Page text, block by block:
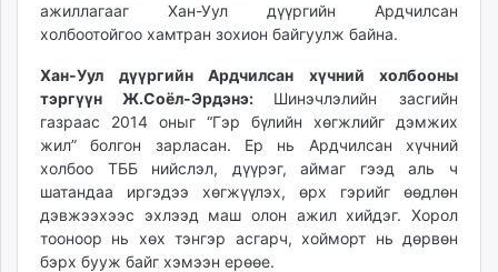
ажиллагааг Хан-Уул дүүргийн Ардчилсан
холбоотойгоо хамтран зохион байгуулж байна.
Хан-Уул дүүргийн Ардчилсан хүчний холбооны
тэргүүн Ж.Соёл-Эрдэнэ: Шинэчлэлийн засгийн
газраас 2014 оныг “Гэр бүлийн хөгжлийг дэмжих
жил” болгон зарласан. Ер нь Ардчилсан хүчний
холбоо ТББ нийслэл, дүүрэг, аймаг гээд аль ч
шатандаа иргэдээ хөгжүүлэх, өрх гэрийг өөдлөн
дэвжээхээс эхлээд маш олон ажил хийдэг. Хорол
тооноор нь хөх тэнгэр асгарч, хойморт нь дөрвөн
бэрх бууж байг хэмээн ерөөе.